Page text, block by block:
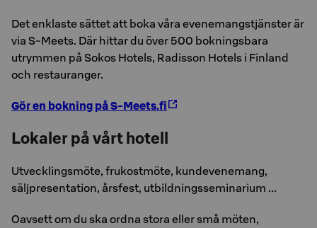
Det enklaste sättet att boka våra evenemangstjänster är
via S-Meets. Där hittar du över 500 bokningsbara
utrymmen på Sokos Hotels, Radisson Hotels i Finland
och restauranger.
Gör en bokning på S-Meets.fi
Lokaler på vårt hotell
Utvecklingsmöte, frukostmöte, kundevenemang,
säljpresentation, årsfest, utbildningsseminarium ...
Oavsett om du ska ordna stora eller små möten,